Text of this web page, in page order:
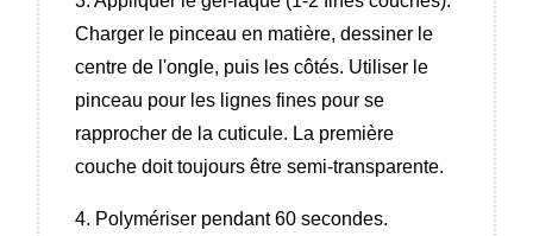
Charger le pinceau en matière, dessiner le
centre de l'ongle, puis les côtés. Utiliser le
pinceau pour les lignes fines pour se
rapprocher de la cuticule. La première
couche doit toujours être semi-transparente.
4. Polymériser pendant 60 secondes.